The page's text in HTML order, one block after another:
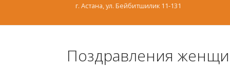
г. Астана, ул. Бейбитшилик 11-131
Поздравления